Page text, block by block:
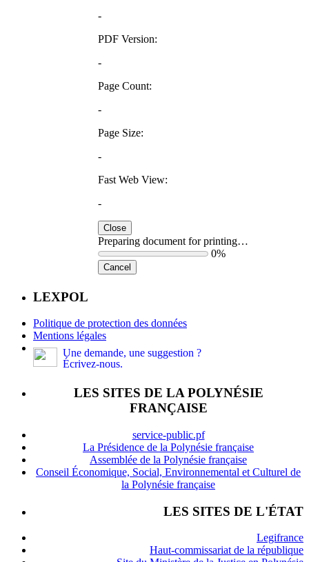
-
PDF Version:
-
Page Count:
-
Page Size:
-
Fast Web View:
-
Close
Preparing document for printing…
0%
Cancel
LEXPOL
Politique de protection des données
Mentions légales
Une demande, une suggestion ?
Écrivez-nous.
LES SITES DE LA POLYNÉSIE
FRANÇAISE
service-public.pf
La Présidence de la Polynésie française
Assemblée de la Polynésie française
Conseil Économique, Social, Environnemental et Culturel de
la Polynésie française
LES SITES DE L'ÉTAT
Legifrance
Haut-commissariat de la république